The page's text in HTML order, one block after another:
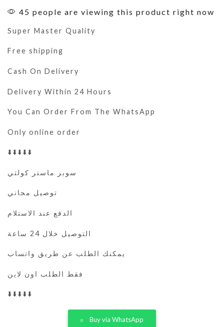
45 people are viewing this product right now
Super Master Quality
Free shipping
Cash On Delivery
Delivery Within 24 Hours
You Can Order From The WhatsApp
Only online order
⬇️⬇️⬇️⬇️⬇️
سوبر ماستر كولتي
توصيل مجاني
الدفع عند الاستلام
التوصيل خلال 24 ساعة
يمكنك الطلب عن طريق واتساب
فقط الطلب اون لاين
⬇️⬇️⬇️⬇️⬇️
Buy via WhatsApp